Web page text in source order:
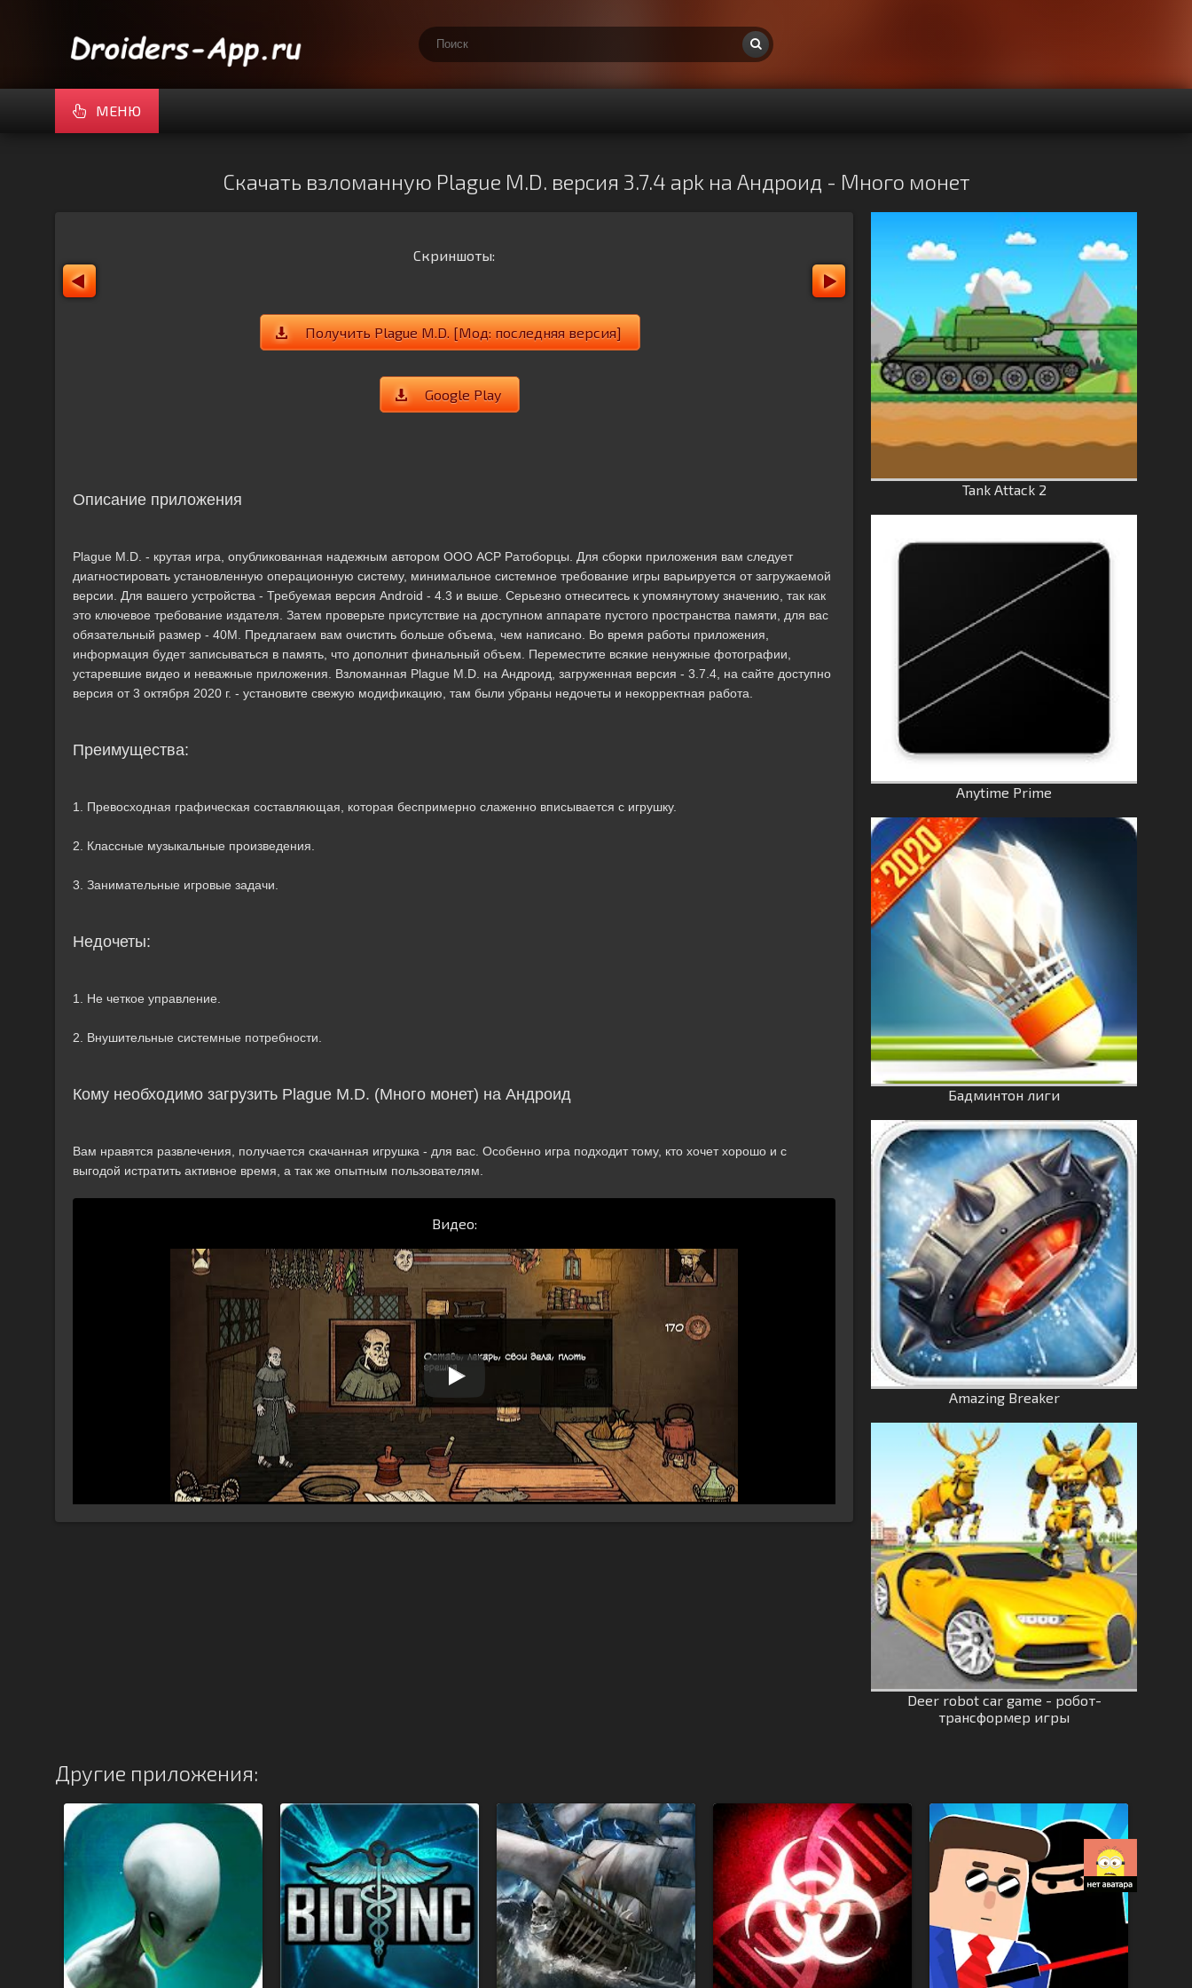
МЕНЮ
Скачать взломанную Plague M.D. версия 3.7.4 apk на Андроид - Много монет
Скриншоты:
Получить Plague M.D. [Мод: последняя версия]
Google Play
Описание приложения
Plague M.D. - крутая игра, опубликованная надежным автором ООО АСР Ратоборцы. Для сборки приложения вам следует
диагностировать установленную операционную систему, минимальное системное требование игры варьируется от загружаемой
версии. Для вашего устройства - Требуемая версия Android - 4.3 и выше. Серьезно отнеситесь к упомянутому значению, так как
это ключевое требование издателя. Затем проверьте присутствие на доступном аппарате пустого пространства памяти, для вас
обязательный размер - 40M. Предлагаем вам очистить больше объема, чем написано. Во время работы приложения,
информация будет записываться в память, что дополнит финальный объем. Переместите всякие ненужные фотографии,
устаревшие видео и неважные приложения. Взломанная Plague M.D. на Андроид, загруженная версия - 3.7.4, на сайте доступно
версия от 3 октября 2020 г. - установите свежую модификацию, там были убраны недочеты и некорректная работа.
Преимущества:
1. Превосходная графическая составляющая, которая беспримерно слаженно вписывается с игрушку.
2. Классные музыкальные произведения.
3. Занимательные игровые задачи.
Недочеты:
1. Не четкое управление.
2. Внушительные системные потребности.
Кому необходимо загрузить Plague M.D. (Много монет) на Андроид
Вам нравятся развлечения, получается скачанная игрушка - для вас. Особенно игра подходит тому, кто хочет хорошо и с
выгодой истратить активное время, а так же опытным пользователям.
Видео:
Tank Attack 2
Anytime Prime
Бадминтон лиги
Amazing Breaker
Deer robot car game - робот-
трансформер игры
Другие приложения: